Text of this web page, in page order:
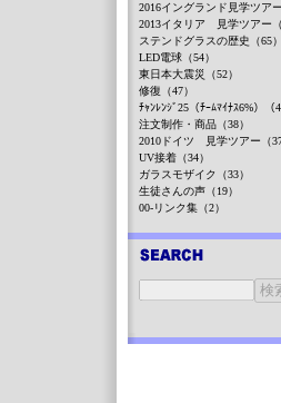
2016イングランド見学ツアー
2013イタリア 見学ツアー（
ステンドグラスの歴史（65）
LED電球（54）
東日本大震災（52）
修復（47）
ﾁｬﾝﾚﾝｼﾞ25（ﾁｰﾑﾏｲﾅｽ6%）（
注文制作・商品（38）
2010ドイツ 見学ツアー（37
UV接着（34）
ガラスモザイク（33）
生徒さんの声（19）
00-リンク集（2）